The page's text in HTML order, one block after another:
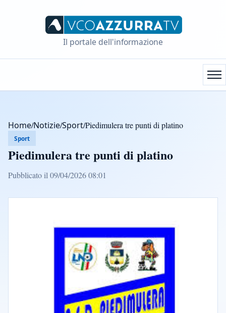
Il portale dell'informazione
Home/Notizie/Sport/Piedimulera tre punti di platino
Sport
Piedimulera tre punti di platino
Pubblicato il 09/04/2026 08:01